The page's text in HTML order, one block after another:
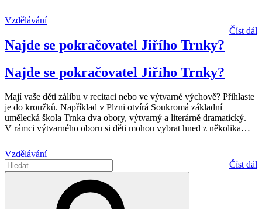
Vzdělávání
Číst dál
Najde se pokračovatel Jiřího Trnky?
Najde se pokračovatel Jiřího Trnky?
Mají vaše děti zálibu v recitaci nebo ve výtvarné výchově? Přihlaste
je do kroužků. Například v Plzni otvírá Soukromá základní
umělecká škola Trnka dva obory, výtvarný a literárně dramatický.
V rámci výtvarného oboru si děti mohou vybrat hned z několika…
Vzdělávání
Číst dál
Hledat: